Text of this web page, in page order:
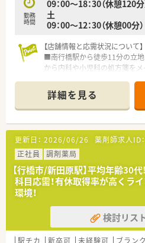
■在宅医療の経験をお持ちであ
す。
■平日は17時30分閉局で土曜
勤務
時間
09：00～18：30（休憩120分
土
09：00～12：30（休憩00分）
【店舗情報と応需状況について】
■南行橋駅から徒歩11分の立
から内科や小児科の処方箋を
■施設在宅業務にも積極的に取
談薬局として患者さん一人ひ
です。
■地域支援体制加算や後発品体
を維持しながら質の高い薬学
です。
【募集背景と求める人物像につい
■地域医療への貢献度をさら
おり、前向きに業務に取り組
■在宅医療の経験がある方はも
につけたいという意欲的な方
たします。
■明るくフランクな雰囲気の職
詳細を見る
更新日： 2026/06/26 薬剤師求人ID：
正社員
調剤薬局
【行橋市/新田原駅】平均年齢
科目応需！有休取得率が高くラ
環境！
検討リス
駅チカ 新卒可 未経験可 ブラン